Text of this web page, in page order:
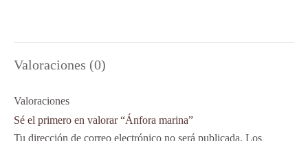
Valoraciones (0)
Valoraciones
Sé el primero en valorar “Ánfora marina”
Tu dirección de correo electrónico no será publicada. Los